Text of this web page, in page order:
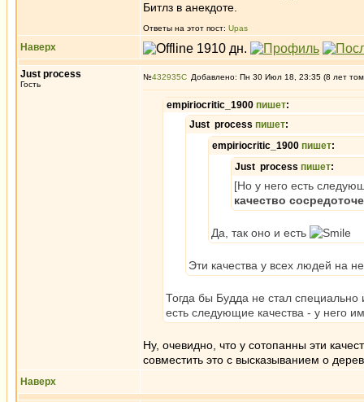
Битлз в анекдоте.
Ответы на этот пост: Upas
Наверх
Just process
Гость
№432935 Добавлено: Пн 30 Июл 18, 23:35 (8 лет
empiriocritic_1900 пишет:
Just process пишет:
empiriocritic_1900 пишет:
Just process пишет:
[Но у него есть
качество
Да, так оно и есть
Эти качества у всех людей на
Тогда бы Будда не стал
есть следующие качества - у него
Ну, очевидно, что у сотопанны эти
совместить это с высказыванием о
Наверх